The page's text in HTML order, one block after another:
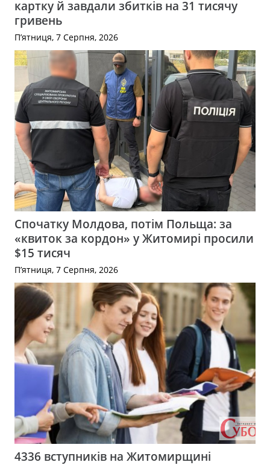
картку й завдали збитків на 31 тисячу
гривень
П’ятниця, 7 Серпня, 2026
Спочатку Молдова, потім Польща: за
«квиток за кордон» у Житомирі просили
$15 тисяч
П’ятниця, 7 Серпня, 2026
4336 вступників на Житомирщині